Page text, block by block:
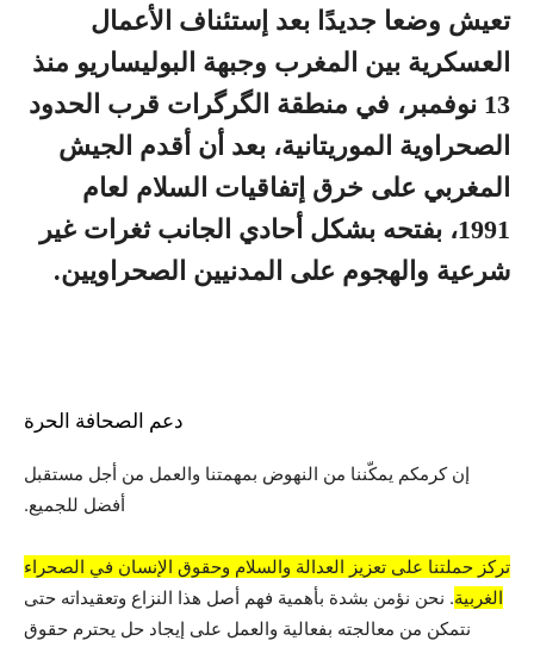
تعيش وضعا جديدًا بعد إستئناف الأعمال
العسكرية بين المغرب وجبهة البوليساريو منذ
13 نوفمبر، في منطقة الگرگرات قرب الحدود
الصحراوية الموريتانية، بعد أن أقدم الجيش
المغربي على خرق إتفاقيات السلام لعام
1991، بفتحه بشكل أحادي الجانب ثغرات غير
شرعية والهجوم على المدنيين الصحراويين.
دعم الصحافة الحرة
إن كرمكم يمكّننا من النهوض بمهمتنا والعمل من أجل مستقبل
أفضل للجميع.
تركز حملتنا على تعزيز العدالة والسلام وحقوق الإنسان في الصحراء
الغربية. نحن نؤمن بشدة بأهمية فهم أصل هذا النزاع وتعقيداته حتى
نتمكن من معالجته بفعالية والعمل على إيجاد حل يحترم حقوق